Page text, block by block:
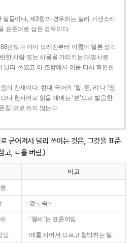
들이나, 제3항의 경우와는 달리 거센소리
표준어로 삼은 경우이다.
년보다 이미 오래전부터 이름이 얼른 생각
한 사람 또는 사물을 가리키는 대명사로
널리 쓰였고 이 조항에서 이를 다시 확인한
의 잔재이다. 현대 국어의 ‘할, 푼, 리’나 ‘땡
으나 한자어로 읽을 때에는 ‘분’으로 발음한
침’으로 쓰지 않는다.
굳어져서 널리 쓰이는 것은, 그것을 표준
고, ㄴ을 버림.)
비고
겉~, 속~.
‘월세’는 표준어임.
당 떼를 지어서 으르고 협박하는 일.